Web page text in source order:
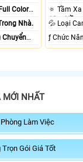
Color
Nhà.
Chuyển
10m Hồng
💦 Loại
MỚI NHẤT
Làm Việc
Gói Giá Tốt